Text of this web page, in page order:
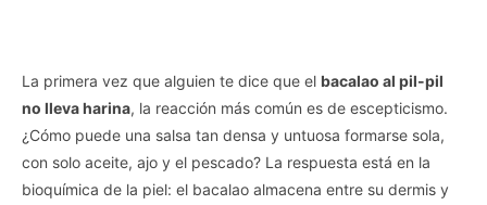
La primera vez que alguien te dice que el bacalao al pil-pil
no lleva harina, la reacción más común es de escepticismo.
¿Cómo puede una salsa tan densa y untuosa formarse sola,
con solo aceite, ajo y el pescado? La respuesta está en la
bioquímica de la piel: el bacalao almacena entre su dermis y